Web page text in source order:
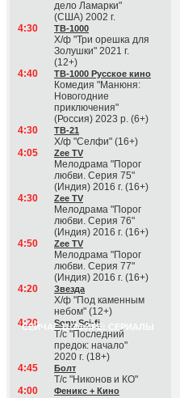
дело Ламарки"
(США) 2002 г.
4:30
ТВ-1000
Х/ф "Три орешка для
Золушки" 2021 г.
(12+)
4:40
ТВ-1000 Русское кино
Комедия "Манюня:
Новогодние
приключения"
(Россия) 2023 р. (6+)
4:30
ТВ-21
Х/ф "Селфи" (16+)
4:05
Zee TV
Мелодрама "Порог
любви. Серия 75"
(Индия) 2016 г. (16+)
4:30
Zee TV
Мелодрама "Порог
любви. Серия 76"
(Индия) 2016 г. (16+)
4:50
Zee TV
Мелодрама "Порог
любви. Серия 77"
(Индия) 2016 г. (16+)
4:20
Звезда
Х/ф "Под каменным
небом" (12+)
СЕЙЧАС В ЭФИРЕ: СЕРИАЛЫ
4:20 Sony Sci-fi
Т/с "Последний
предок: начало"
2020 г. (18+)
4:45
Болт
Т/с "Никонов и КО"
4:00
Феникс + Кино